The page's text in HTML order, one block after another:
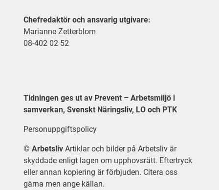
Chefredaktör och ansvarig utgivare:
Marianne Zetterblom
08-402 02 52
Tidningen ges ut av Prevent – Arbetsmiljö i
samverkan, Svenskt Näringsliv, LO och PTK
Personuppgiftspolicy
© Arbetsliv Artiklar och bilder på Arbetsliv är
skyddade enligt lagen om upphovsrätt. Eftertryck
eller annan kopiering är förbjuden. Citera oss
gärna men ange källan.